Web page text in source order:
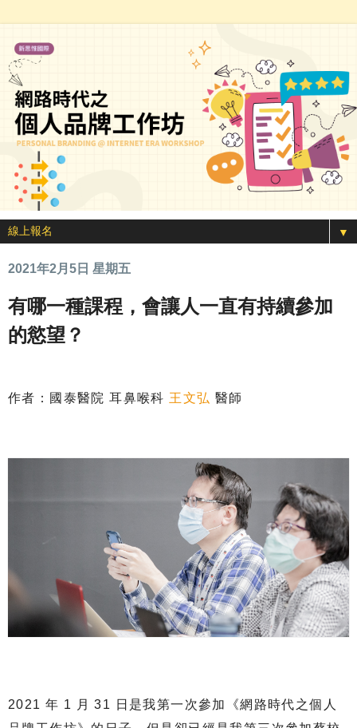
▼
2021年2月5日 星期五
有哪一種課程，會讓人一直有持續參加
的慾望？
作者：國泰醫院 耳鼻喉科 王文弘 醫師
2021 年 1 月 31 日是我第一次參加《網路時代之個人